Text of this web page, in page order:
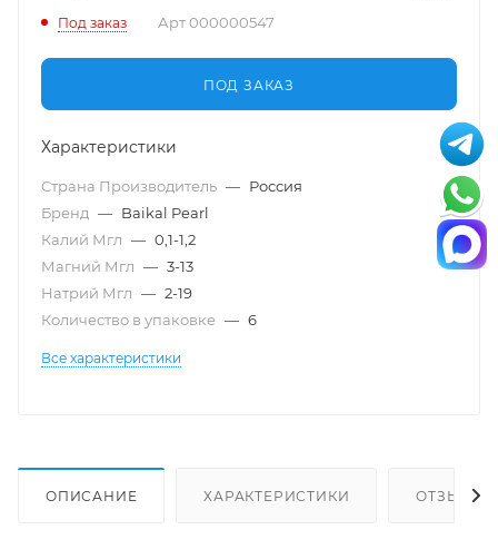
Под заказ Арт000000547
ПОД ЗАКАЗ
Характеристики
Страна Производитель — Россия
Бренд — Baikal Pearl
Калий Мгл — 0,1-1,2
Магний Мгл — 3-13
Натрий Мгл — 2-19
Количество в упаковке — 6
Все характеристики
ОПИСАНИЕ ХАРАКТЕРИСТИКИ ОТЗЫВЫ